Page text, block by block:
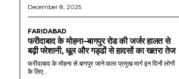
December 8, 2025
FARIDABAD
फरीदाबाद के मोहना–बागपुर रोड की जर्जर हालत से
बढ़ी परेशानी, धूल और गड्ढों से हादसों का खतरा तेज
फरीदाबाद के मोहना से बागपुर जाने वाला प्रमुख मार्ग इन दिनों लोगों
के लिए...